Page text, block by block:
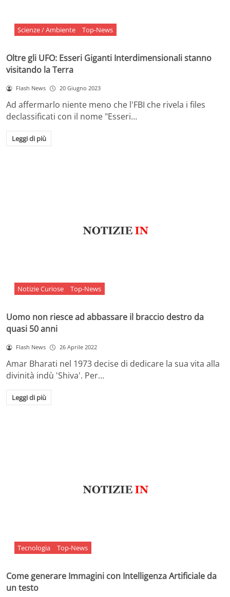
Scienze / Ambiente Top-News
Oltre gli UFO: Esseri Giganti Interdimensionali stanno
visitando la Terra
Flash News 20 Giugno 2023
Ad affermarlo niente meno che l'FBI che rivela i files
declassificati con il nome "Esseri…
Leggi di più
Notizie Curiose Top-News
Uomo non riesce ad abbassare il braccio destro da
quasi 50 anni
Flash News 26 Aprile 2022
Amar Bharati nel 1973 decise di dedicare la sua vita alla
divinità indù 'Shiva'. Per…
Leggi di più
Tecnologia Top-News
Come generare Immagini con Intelligenza Artificiale da
un testo